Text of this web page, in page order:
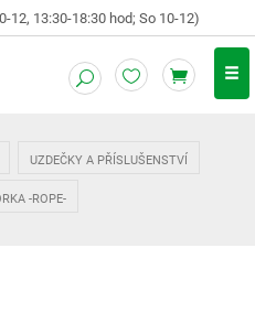
12, 13:30-18:30 hod; So 10-12)
UZDEČKY A PŘÍSLUŠENSTVÍ
-ROPE-